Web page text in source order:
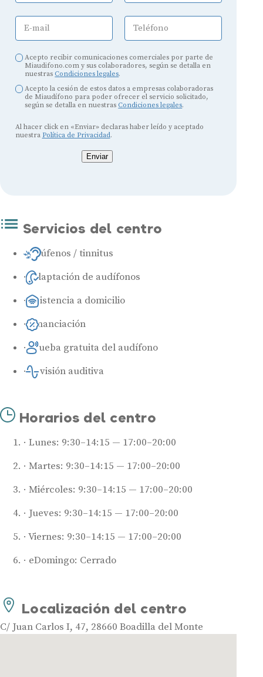
E-mail Teléfono
Acepto recibir comunicaciones comerciales por parte de
Miaudifono.com y sus colaboradores, según se detalla en
nuestras Condiciones legales.
Acepto la cesión de estos datos a empresas colaboradoras
de Miaudífono para poder ofrecer el servicio solicitado,
según se detalla en nuestras Condiciones legales.
Al hacer click en «Enviar» declaras haber leído y aceptado
nuestra Política de Privacidad.
Enviar
Servicios del centro
Acúfenos / tinnitus
Adaptación de audífonos
Asistencia a domicilio
Financiación
Prueba gratuita del audífono
Revisión auditiva
Horarios del centro
Lunes: 9:30–14:15 — 17:00–20:00
Martes: 9:30–14:15 — 17:00–20:00
Miércoles: 9:30–14:15 — 17:00–20:00
Jueves: 9:30–14:15 — 17:00–20:00
Viernes: 9:30–14:15 — 17:00–20:00
eDomingo: Cerrado
Localización del centro
C/ Juan Carlos I, 47, 28660 Boadilla del Monte
Mejores marcas de audífonos
Audífonos invisibles
Audífonos bluetooth